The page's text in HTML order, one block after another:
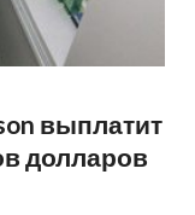
выплатит
долларов